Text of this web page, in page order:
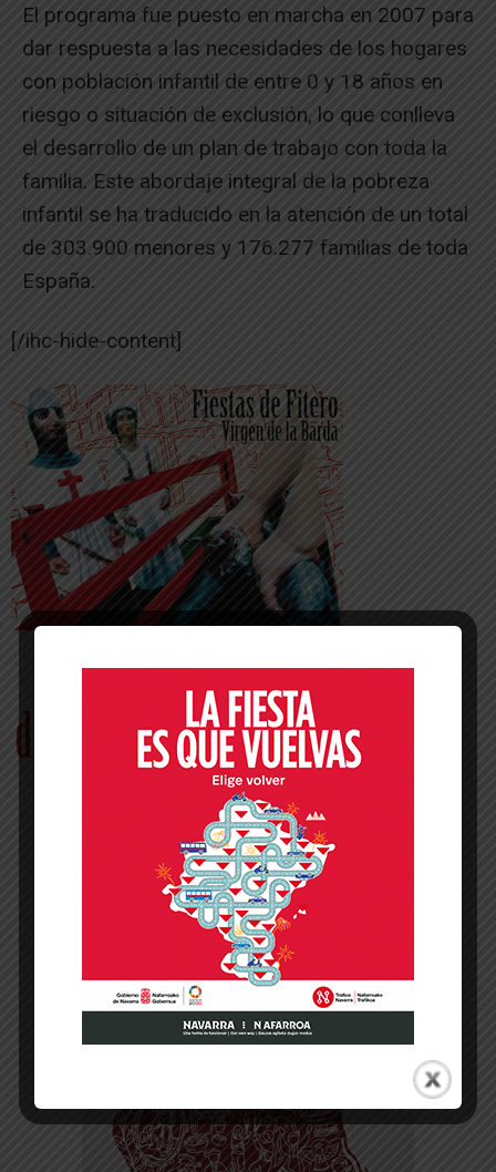
El programa fue puesto en marcha en 2007 para
dar respuesta a las necesidades de los hogares
con población infantil de entre 0 y 18 años en
riesgo o situación de exclusión, lo que conlleva
el desarrollo de un plan de trabajo con toda la
familia. Este abordaje integral de la pobreza
infantil se ha traducido en la atención de un total
de 303.900 menores y 176.277 familias de toda
España.
[/ihc-hide-content]
-- Publicidad --